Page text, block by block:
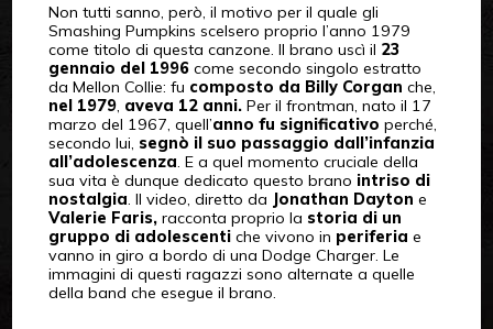
Non tutti sanno, però, il motivo per il quale gli
Smashing Pumpkins scelsero proprio l’anno 1979
come titolo di questa canzone. Il brano uscì il 23
gennaio del 1996come secondo singolo estratto
da Mellon Collie: fu composto da Billy Corgan che,
nel 1979, aveva 12 anni.Per il frontman, nato il 17
marzo del 1967, quell’anno fu significativo perché,
secondo lui, segnò il suo passaggio dall’infanzia
all’adolescenza . E a quel momento cruciale della
sua vita è dunque dedicato questo brano intriso di
nostalgia . Il video, diretto da Jonathan Dayton e
Valerie Faris,racconta proprio la storia di un
gruppo di adolescentiche vivono in periferia e
vanno in giro a bordo di una Dodge Charger. Le
immagini di questi ragazzi sono alternate a quelle
della band che esegue il brano.